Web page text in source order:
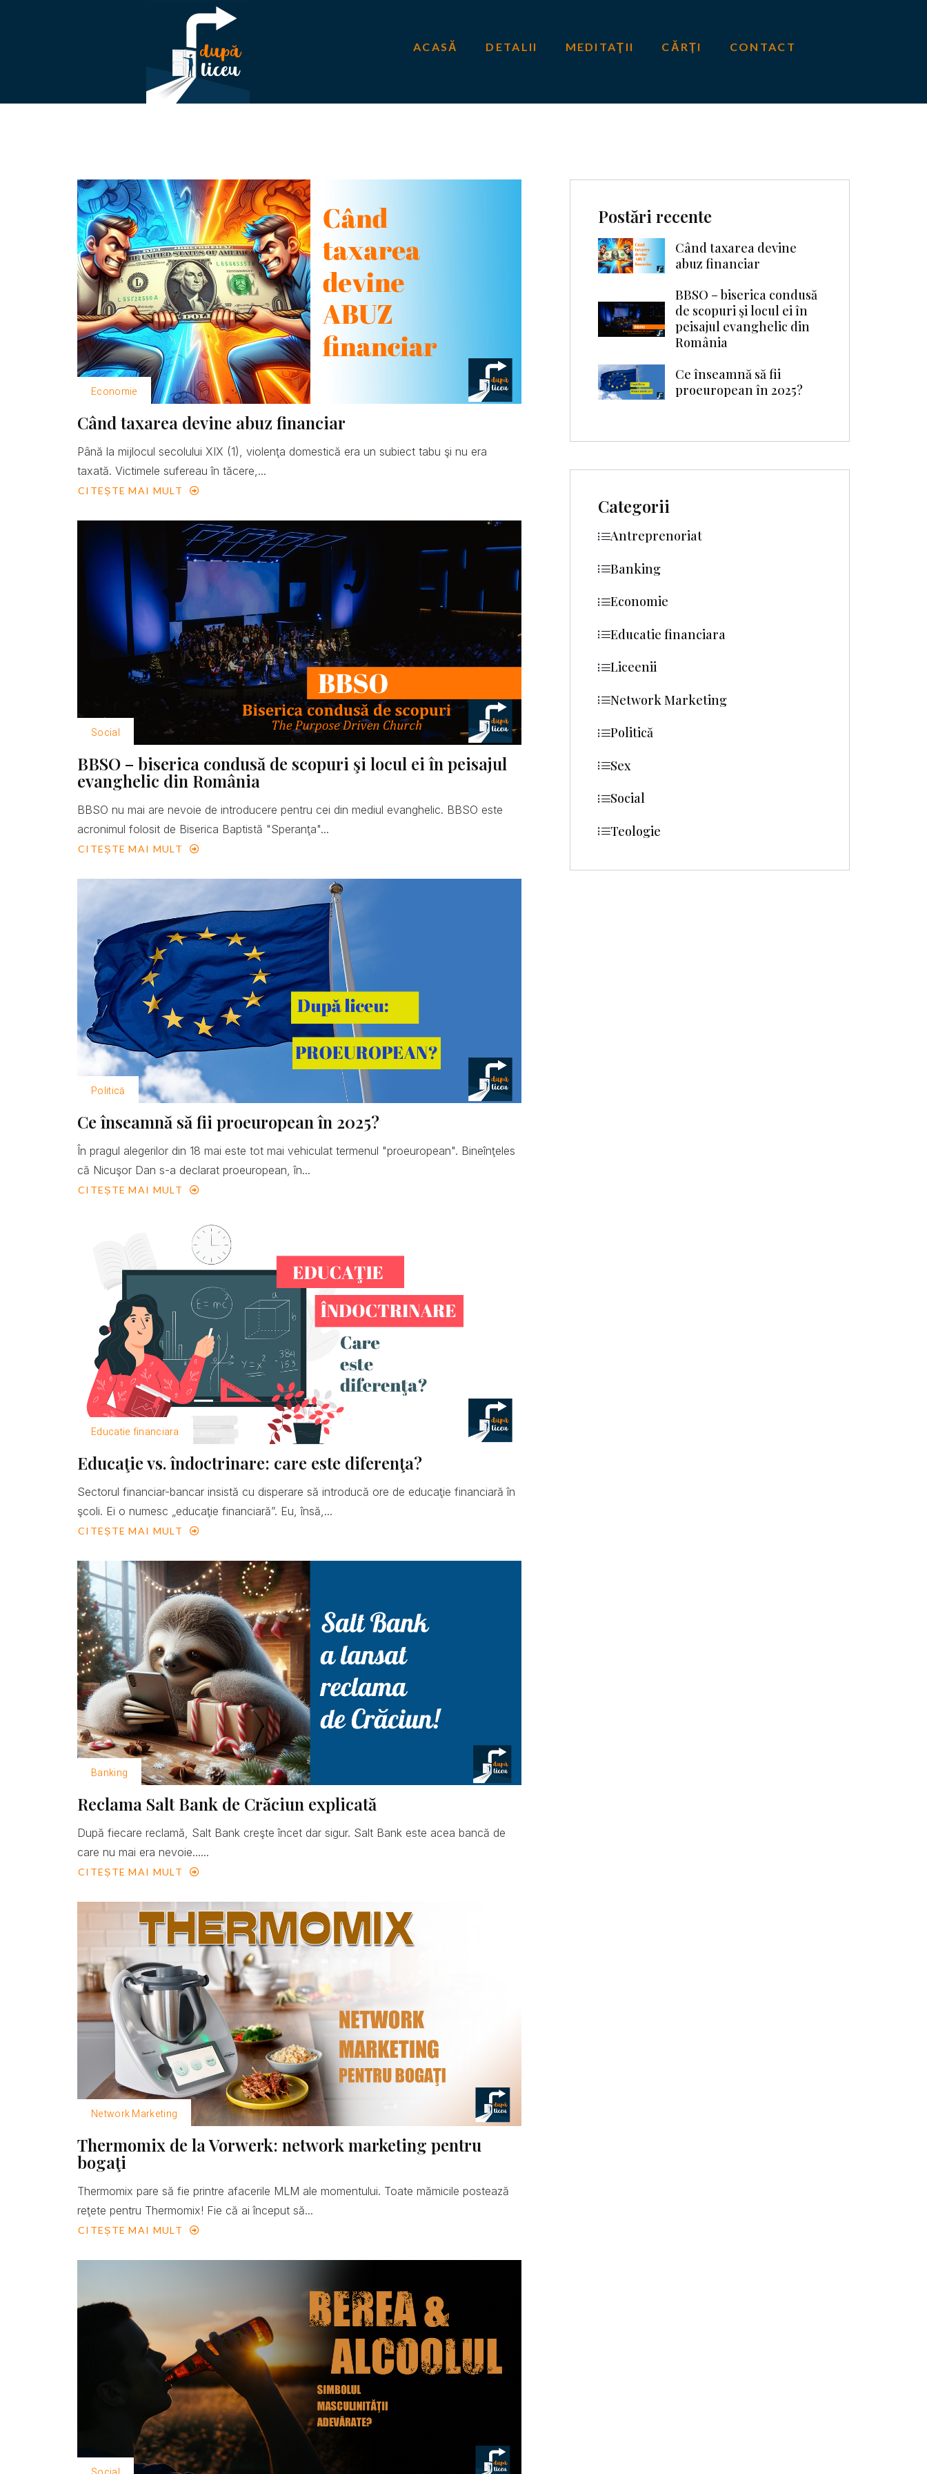
ACASĂ DETALII MEDITAŢII CĂRŢI CONTACT
Economie
Când taxarea devine abuz financiar
Până la mijlocul secolului XIX (1), violenţa domestică era un subiect tabu şi nu era
taxată. Victimele sufereau în tăcere,...
CITEȘTE MAI MULT
Social
BBSO – biserica condusă de scopuri şi locul ei în peisajul
evanghelic din România
BBSO nu mai are nevoie de introducere pentru cei din mediul evanghelic. BBSO este
acronimul folosit de Biserica Baptistă "Speranţa"...
CITEȘTE MAI MULT
Politică
Ce înseamnă să fii proeuropean în 2025?
În pragul alegerilor din 18 mai este tot mai vehiculat termenul "proeuropean". Bineînţeles
că Nicuşor Dan s-a declarat proeuropean, în...
CITEȘTE MAI MULT
Educatie financiara
Educaţie vs. îndoctrinare: care este diferenţa?
Sectorul financiar-bancar insistă cu disperare să introducă ore de educaţie financiară în
şcoli. Ei o numesc „educaţie financiară”. Eu, însă,...
CITEȘTE MAI MULT
Banking
Reclama Salt Bank de Crăciun explicată
După fiecare reclamă, Salt Bank creşte încet dar sigur. Salt Bank este acea bancă de
care nu mai era nevoie......
CITEȘTE MAI MULT
Network Marketing
Thermomix de la Vorwerk: network marketing pentru
bogaţi
Thermomix pare să fie printre afacerile MLM ale momentului. Toate mămicile postează
reţete pentru Thermomix! Fie că ai început să...
CITEȘTE MAI MULT
Postări recente
Când taxarea devine
abuz financiar
BBSO – biserica condusă
de scopuri şi locul ei în
peisajul evanghelic din
România
Ce înseamnă să fii
proeuropean în 2025?
Categorii
Antreprenoriat
Banking
Economie
Educatie financiara
Liceenii
Network Marketing
Politică
Sex
Social
Teologie